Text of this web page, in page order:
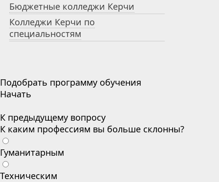
Бюджетные колледжи Керчи
Колледжи Керчи по
специальностям
Подобрать программу обучения
Начать
К предыдущему вопросу
К каким профессиям вы больше склонны?
Гуманитарным
Техническим